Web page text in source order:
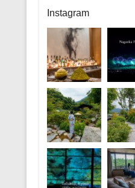
リ
ー
Instagram